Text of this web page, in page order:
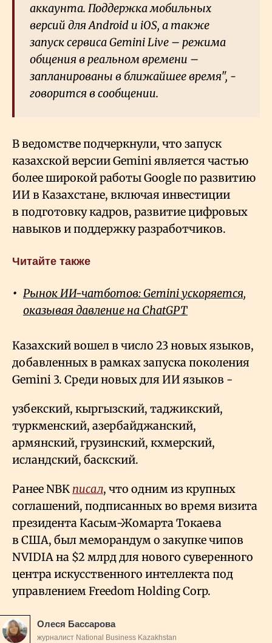
аккаунта. Поддержка мобильных
версий для Android и iOS, а также
запуск сервиса Gemini Live – режима
общения в реальном времени –
запланированы в ближайшее время", -
говорится в сообщении.
В ведомстве подчеркнули, что запуск
казахской версии Gemini является частью
более широкой работы Google по развитию
ИИ в Казахстане, включая инвестиции
в подготовку кадров, развитие цифровых
навыков и поддержку разработчиков.
Читайте также
Рынок ИИ-чатботов: Gemini ускоряется,
оказывая давление на ChatGPT
Казахский вошел в число 23 новых языков,
добавленных в рамках запуска поколения
Gemini 3. Среди новых для ИИ языков -
узбекский, кыргызский, таджикский,
туркменский, азербайджанский,
армянский, грузинский, кхмерский,
исландский, баскский.
Ранее NBK писал, что одним из крупных
соглашений, подписанных во время визита
президента Касым-Жомарта Токаева
в США, был меморандум о закупке чипов
NVIDIA на $2 млрд для нового суверенного
центра искусственного интеллекта под
управлением Freedom Holding Corp.
Олеся Бассарова
журналист National Business Kazakhstan